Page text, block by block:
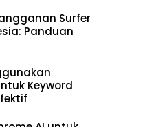
Surfer
Panduan
Keyword